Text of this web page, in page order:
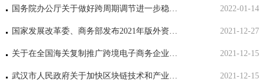
国务院办公厅关于做好跨周期调节进一步稳外贸的意见 2022-01-14
国家发展改革委、商务部发布2021年版外资准入负面清单 2021-12-27
关于在全国海关复制推广跨境电子商务企业对企业出口监管试点的公告 2021-12-15
武汉市人民政府关于加快区块链技术和产业创新发展的意见 2021-12-15